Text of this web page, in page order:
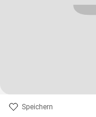
Speichern